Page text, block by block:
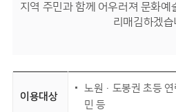
지역 주민과 함께 어우러져 문화
리매김하겠습
이용대상
노원·도봉권 초등
민 등